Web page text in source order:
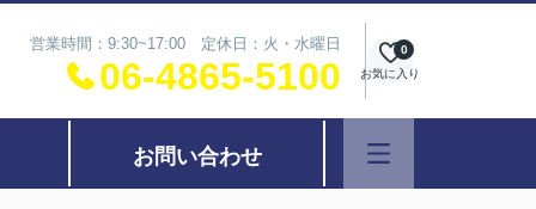
営業時間：9:30~17:00 定休日：火・水曜日
06-4865-5100 お気に入り
0
お問い合わせ